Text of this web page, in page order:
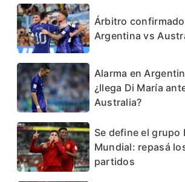
Árbitro
Argentina vs
Alarma en
¿llega Di María
Australia?
Se define el grupo
Mundial: repasá
partidos